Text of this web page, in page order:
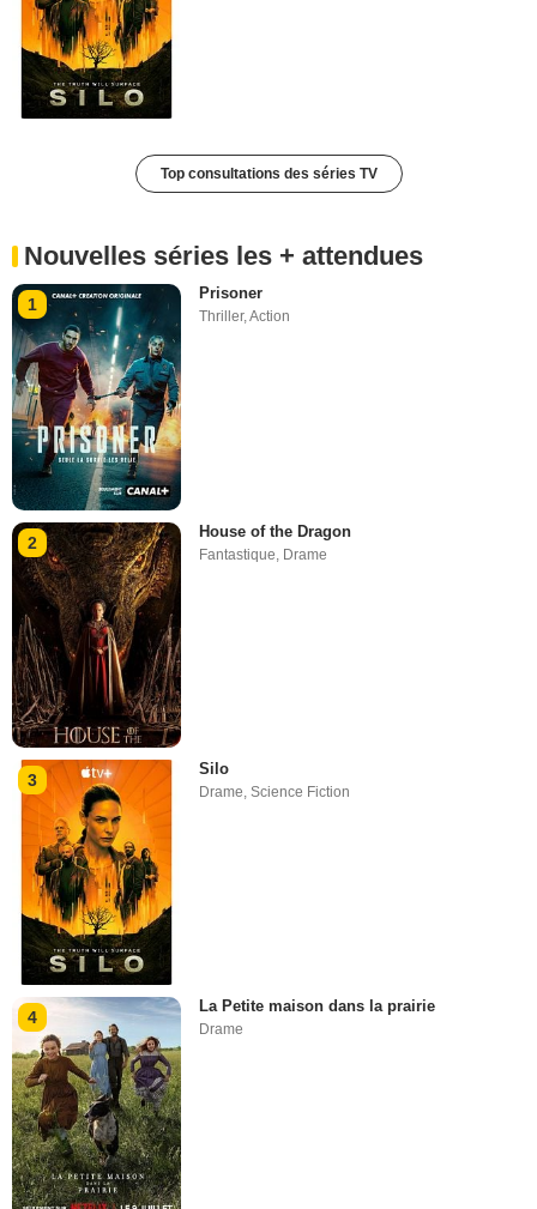
Top consultations des séries TV
Nouvelles séries les + attendues
1
Prisoner
Thriller,Action
2
House of the Dragon
Fantastique Drame
3
Silo
Drame,Science Fiction
4
La Petite maison dans la prairie
Drame